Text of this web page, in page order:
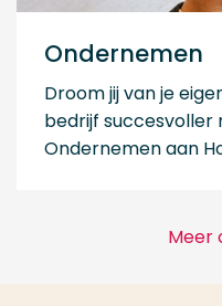
Ondernemen
Droom jij van je
bedrijf succesvoller
Ondernemen aan
Meer